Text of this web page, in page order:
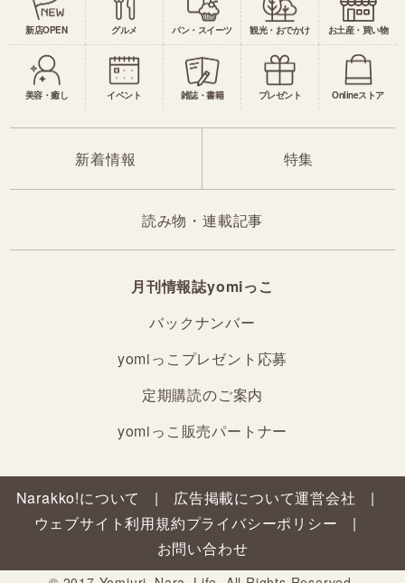
新店OPEN グルメ パン・スイーツ 観光・おでかけ お土産・買い物
美容・癒し イベント 雑誌・書籍 プレゼント Onlineストア
新着情報 特集
読み物・連載記事
月刊情報誌yomiっこ
バックナンバー
yomiっこプレゼント応募
定期購読のご案内
yomiっこ販売パートナー
Narakko!について 広告掲載について運営会社
ウェブサイト利用規約プライバシーポリシー
お問い合わせ